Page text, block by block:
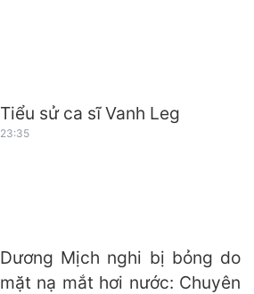
Tiểu sử ca sĩ Vanh Leg
23:35
Dương Mịch nghi bị bỏng do
mặt nạ mắt hơi nước: Chuyên